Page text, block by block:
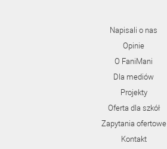
Napisali o nas
Opinie
O FaniMani
Dla mediów
Projekty
Oferta dla szkół
Zapytania ofertowe
Kontakt